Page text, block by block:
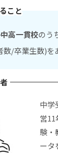
こと
高一貫校のう
数/卒業生数)を
中学
営
験・
ータ